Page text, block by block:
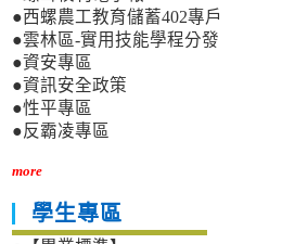
●西螺農工教育儲蓄402專戶
●雲林區-實用技能學程分發
●資安專區
●資訊安全政策
●性平專區
●反霸凌專區
more
學生專區